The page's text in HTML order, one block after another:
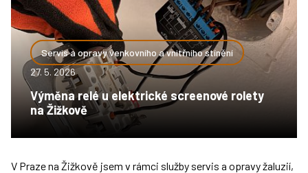
Servis a opravy venkovního a vnitřního stínění
27. 5. 2026
Výměna relé u elektrické screenové rolety
na Žižkově
V Praze na Žižkově jsem v rámci služby servis a opravy žaluzií,